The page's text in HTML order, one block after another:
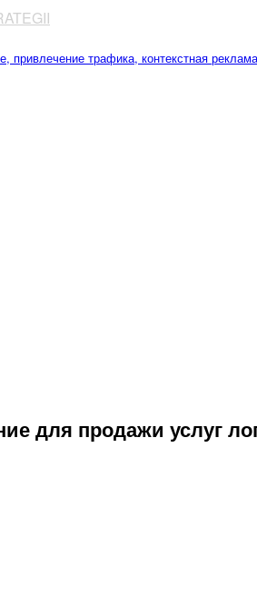
для продажи услуг